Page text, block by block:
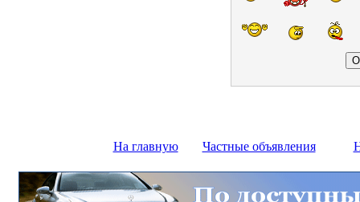
На главную Частные объявления